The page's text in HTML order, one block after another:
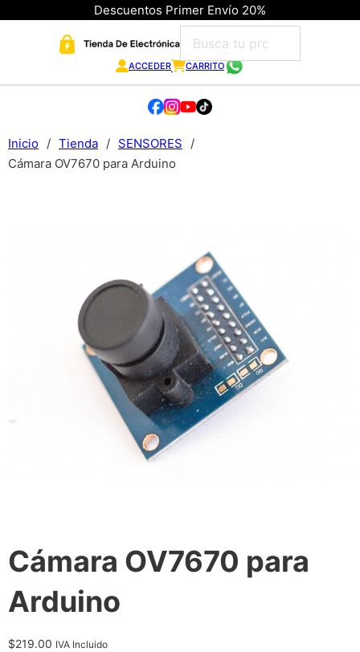
Descuentos Primer Envío 20%
ACCEDER CARRITO
Inicio / Tienda / SENSORES
/
Cámara OV7670 para Arduino
Cámara OV7670 para
Arduino
$219.00 IVA Incluido